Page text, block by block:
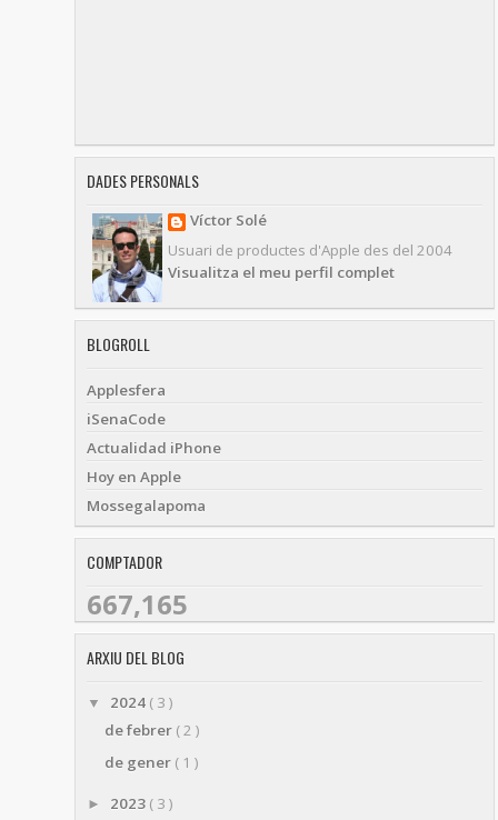
DADES PERSONALS
Víctor Solé
Usuari de productes d'Apple des del 2004
Visualitza el meu perfil complet
BLOGROLL
Applesfera
iSenaCode
Actualidad iPhone
Hoy en Apple
Mossegalapoma
COMPTADOR
667,165
ARXIU DEL BLOG
▼ 2024 ( 3 )
de febrer ( 2 )
de gener ( 1 )
► 2023 ( 3 )